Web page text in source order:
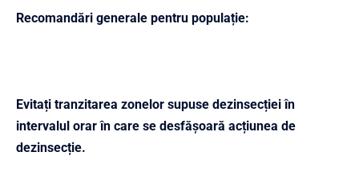
Recomandări generale pentru populație:
Evitați tranzitarea zonelor supuse dezinsecției în
intervalul orar în care se desfășoară acțiunea de
dezinsecție.